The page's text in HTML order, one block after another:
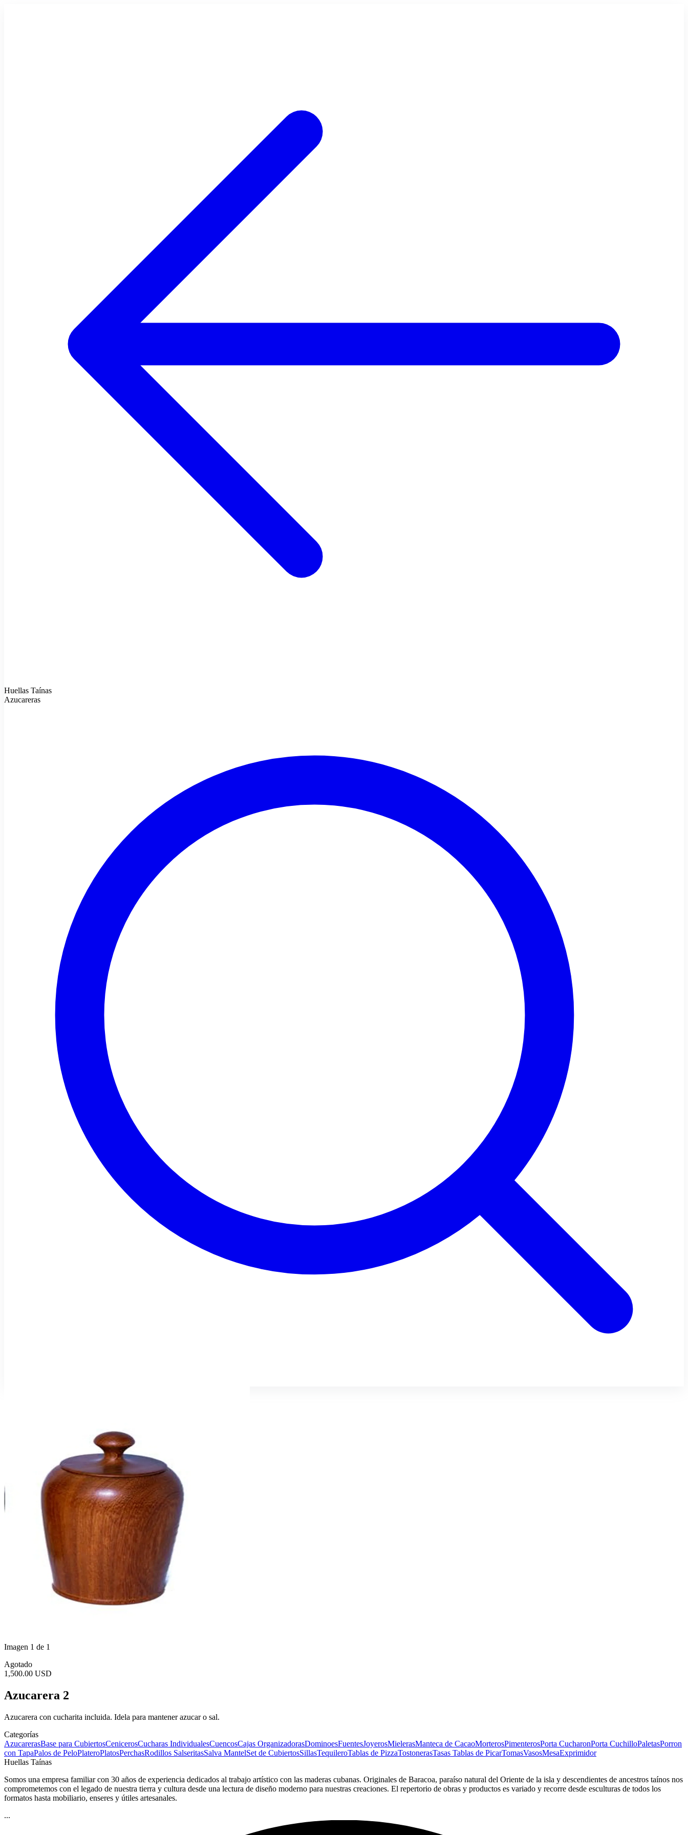
Huellas Taínas
Azucareras
Imagen 1 de 1
Agotado
1,500.00 USD
Azucarera 2
Azucarera con cucharita incluida. Idela para mantener azucar o sal.
Categorías
AzucarerasBase para CubiertosCenicerosCucharas IndividualesCuencosCajas OrganizadorasDominoesFuentesJoyerosMielerasManteca de CacaoMorterosPimenterosPorta CucharonPorta CuchilloPaletasPorron
con TapaPalos de PeloPlateroPlatosPerchasRodillos SalseritasSalva MantelSet de CubiertosSillasTequileroTablas de PizzaTostonerasTasas Tablas de PicarTomasVasosMesaExprimidor
Huellas Taínas
Somos una empresa familiar con 30 años de experiencia dedicados al trabajo artístico con las maderas cubanas. Originales de Baracoa, paraíso natural del Oriente de la isla y descendientes de ancestros taínos nos
comprometemos con el legado de nuestra tierra y cultura desde una lectura de diseño moderno para nuestras creaciones. El repertorio de obras y productos es variado y recorre desde esculturas de todos los
formatos hasta mobiliario, enseres y útiles artesanales.
...